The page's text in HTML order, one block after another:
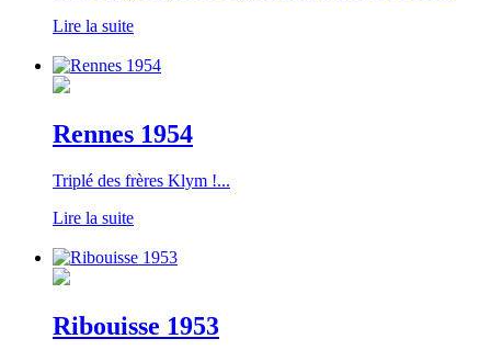
Lire la suite
Rennes 1954
Triplé des frères Klym !...
Lire la suite
Ribouisse 1953